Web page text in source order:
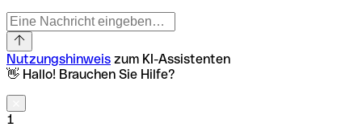
Nutzungshinweis zum KI-Assistenten
👋 Hallo! Brauchen Sie Hilfe?
1